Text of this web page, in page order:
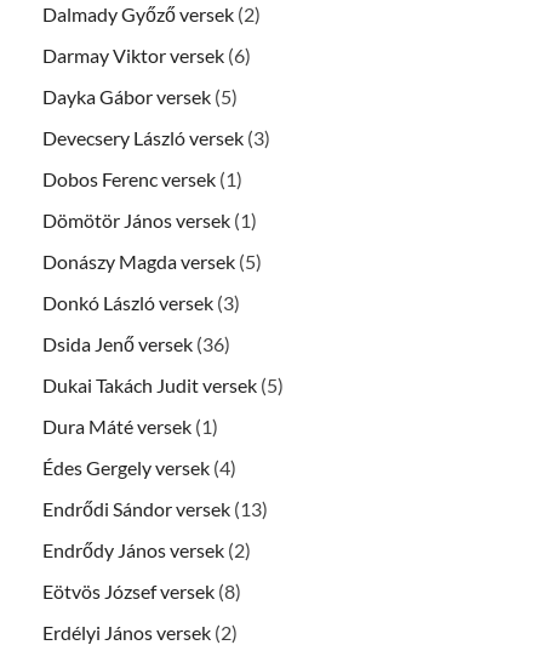
Dalmady Győző versek (2)
Darmay Viktor versek (6)
Dayka Gábor versek (5)
Devecsery László versek (3)
Dobos Ferenc versek (1)
Dömötör János versek (1)
Donászy Magda versek (5)
Donkó László versek (3)
Dsida Jenő versek (36)
Dukai Takách Judit versek (5)
Dura Máté versek (1)
Édes Gergely versek (4)
Endrődi Sándor versek (13)
Endrődy János versek (2)
Eötvös József versek (8)
Erdélyi János versek (2)